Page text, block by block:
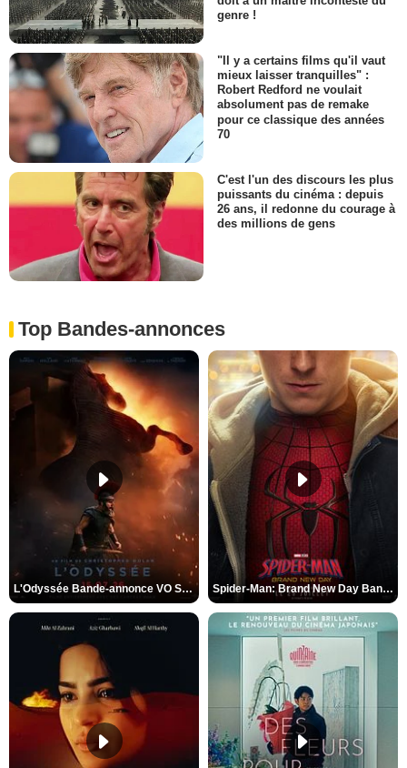
genre !
"Il y a certains films qu'il vaut
mieux laisser tranquilles" :
Robert Redford ne voulait
absolument pas de remake
pour ce classique des années
70
C'est l'un des discours les plus
puissants du cinéma : depuis
26 ans, il redonne du courage à
des millions de gens
Top Bandes-annonces
L'Odyssée Bande-annonce VO STFR Spider-Man: Brand New Day Bande-annonce VO STFR